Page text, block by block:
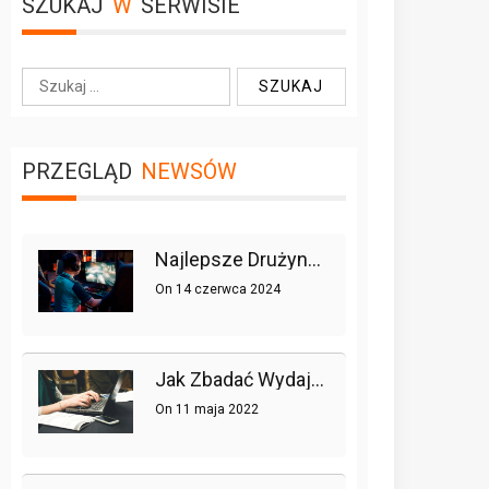
z
a
j
PRZEGLĄD NEWSÓW
Najlepsze Drużyny W Historii League Of Legends
On14 czerwca 2024
Jak Zbadać Wydajność Strony Lub Sklepu Internetowego, Czyli Testy Obciążeniowe W Praktyce
On11 maja 2022